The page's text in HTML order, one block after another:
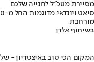
מסיירת מטכ"ל לחנייה שלכם
מורחבת
בשיתוף אלדן
המקום הכי טוב באיצטדיון -